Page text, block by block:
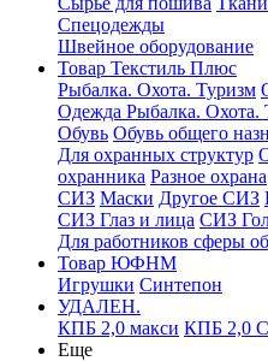
Спецодежды
Швейное оборудование
Товар Текстиль Плюс
Рыбалка. Охота. Туризм
Одежда Рыбалка. Охота.
Обувь Обувь общего
Для охранных структур
охранника Разное охрана
СИЗ Маски Другое СИЗ
СИЗ Глаз и лица СИЗ
Для работников сферы
Товар ЮФНМ
Игрушки Синтепон
УДАЛЕН.
КПБ 2,0 макси КПБ 2,0
Еще